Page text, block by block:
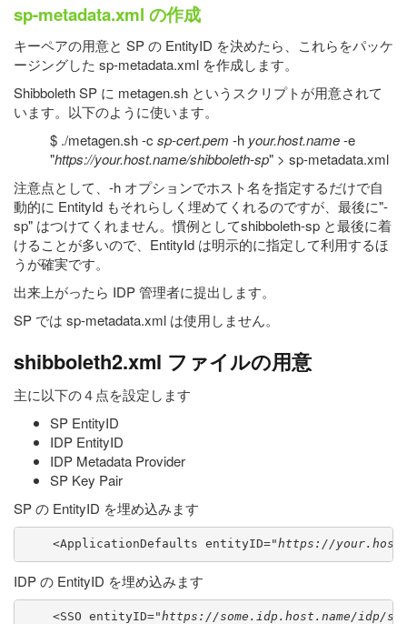
sp-metadata.xml の作成
キーペアの用意と SP の EntityID を決めたら、これらをパッケ
ージングした sp-metadata.xml を作成します。
Shibboleth SP に metagen.sh というスクリプトが用意されて
います。以下のように使います。
$ ./metagen.sh -c sp-cert.pem -h your.host.name-e
"https://your.host.name/shibboleth-sp" > sp-metadata.xml
注意点として、-h オプションでホスト名を指定するだけで自
動的に EntityId もそれらしく埋めてくれるのですが、最後に"-
sp" はつけてくれません。慣例としてshibboleth-sp と最後に着
けることが多いので、EntityId は明示的に指定して利用するほ
うが確実です。
出来上がったら IDP 管理者に提出します。
SP では sp-metadata.xml は使用しません。
shibboleth2.xml ファイルの用意
主に以下の４点を設定します
SP EntityID
IDP EntityID
IDP Metadata Provider
SP Key Pair
SP の EntityID を埋め込みます
    <ApplicationDefaults entityID="
https://
IDP の EntityID を埋め込みます
    <SSO entityID="
https://some.idp.host.name/idp/